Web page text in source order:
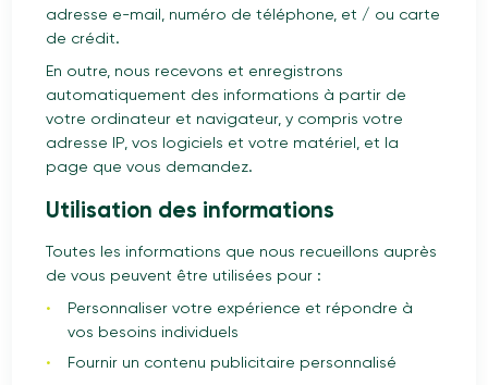
adresse e-mail, numéro de téléphone, et / ou carte
de crédit.
En outre, nous recevons et enregistrons
automatiquement des informations à partir de
votre ordinateur et navigateur, y compris votre
adresse IP, vos logiciels et votre matériel, et la
page que vous demandez.
Utilisation des informations
Toutes les informations que nous recueillons auprès
de vous peuvent être utilisées pour :
Personnaliser votre expérience et répondre à
vos besoins individuels
Fournir un contenu publicitaire personnalisé